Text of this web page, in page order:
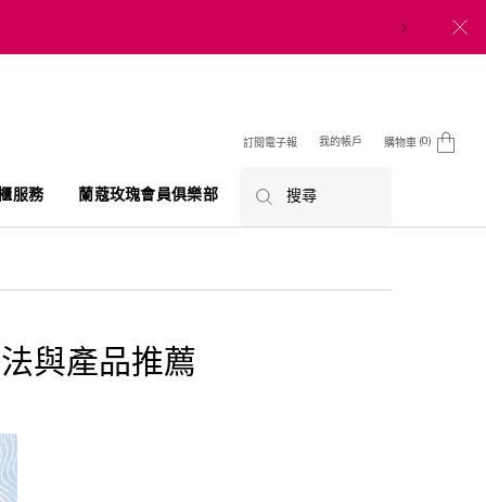
訂閱電子報 我的帳戶 購物車 0
0 product in cart
服務 蘭蔻玫瑰會員俱樂部 搜尋
與產品推薦